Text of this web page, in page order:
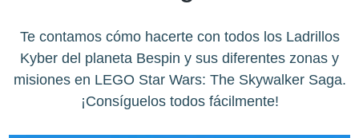
Te contamos cómo hacerte con todos los Ladrillos
Kyber del planeta Bespin y sus diferentes zonas y
misiones en LEGO Star Wars: The Skywalker Saga.
¡Consíguelos todos fácilmente!